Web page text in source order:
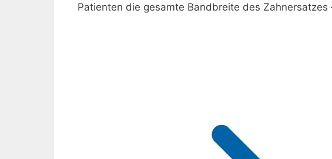
Patienten die gesamte Bandbreite des